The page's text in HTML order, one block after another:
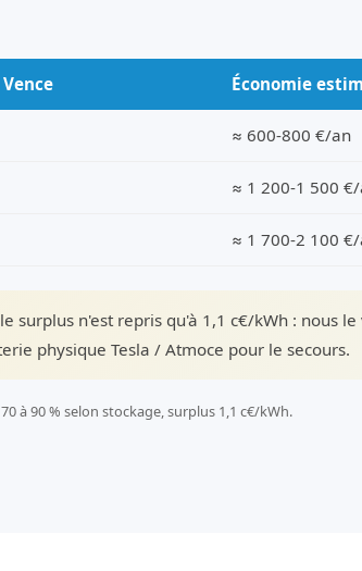
Économie
≈ 600-800 €/an
≈ 1 200-1 500
≈ 1 700-2 100
surplus n'est repris qu'à 1,1 c€/kWh : nous
physique Tesla / Atmoce pour le secours.
à 90 % selon stockage, surplus 1,1 c€/kWh.